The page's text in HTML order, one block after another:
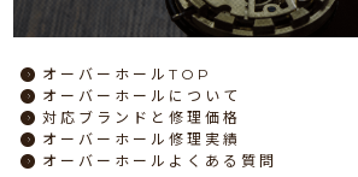
オーバーホールTOP
オーバーホール について
対応ブランドと修理価格
オーバーホール修理実績
オーバーホール よくある質問